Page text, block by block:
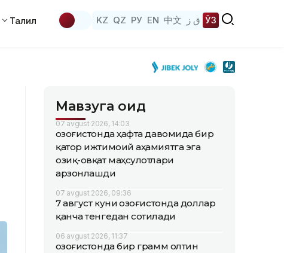
Таҳлил KZ QZ РУ EN 中文 ق ز ЎЗ
Мавзуга оид
07 avgust 2026, 14:03
Қозоғистонда ҳафта давомида бир
қатор ижтимоий аҳамиятга эга
озиқ-овқат маҳсулотлари
арзонлашди
07 avgust 2026, 09:36
7 август куни Қозоғистонда доллар
қанча тенгедан сотилади
06 avgust 2026, 11:37
Қозоғистонда бир грамм олтин